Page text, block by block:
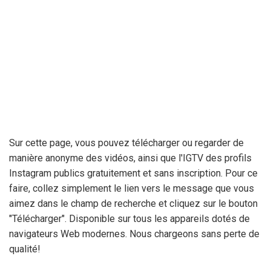
Sur cette page, vous pouvez télécharger ou regarder de
manière anonyme des vidéos, ainsi que l'IGTV des profils
Instagram publics gratuitement et sans inscription. Pour ce
faire, collez simplement le lien vers le message que vous
aimez dans le champ de recherche et cliquez sur le bouton
"Télécharger". Disponible sur tous les appareils dotés de
navigateurs Web modernes. Nous chargeons sans perte de
qualité!